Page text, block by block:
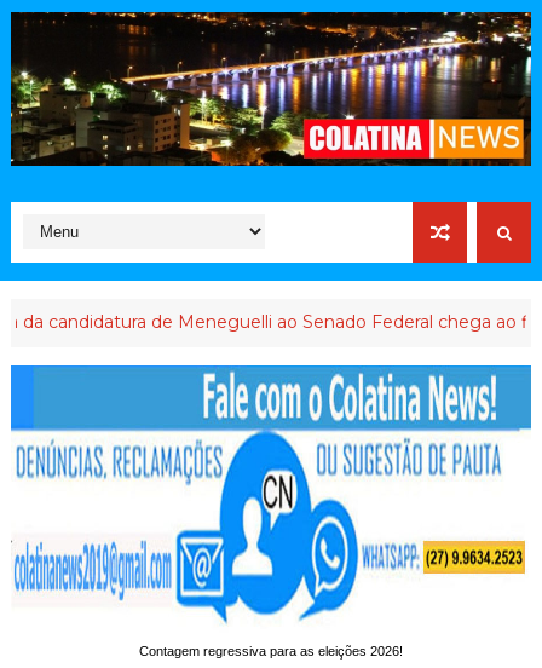
de Meneguelli ao Senado Federal chega ao final